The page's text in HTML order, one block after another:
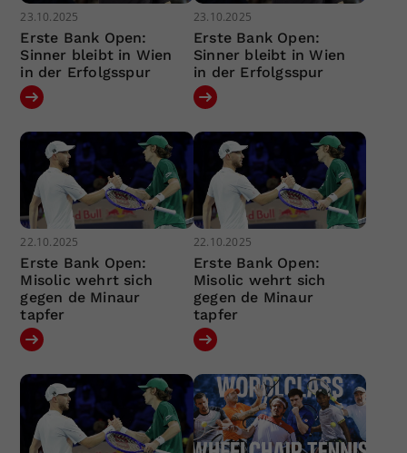
23.10.2025
Erste Bank Open:
Sinner bleibt in Wien
in der Erfolgsspur
23.10.2025
Erste Bank Open:
Sinner bleibt in Wien
in der Erfolgsspur
22.10.2025
Erste Bank Open:
Misolic wehrt sich
gegen de Minaur
tapfer
22.10.2025
Erste Bank Open:
Misolic wehrt sich
gegen de Minaur
tapfer